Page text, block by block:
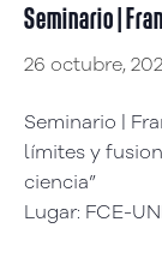
Seminario |
26 octubre,
Seminario |
límites y
ciencia”
Lugar: FCE-